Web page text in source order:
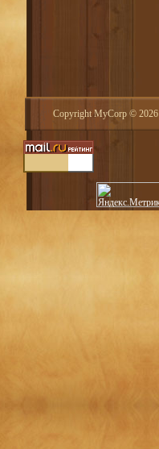
Copyright MyCorp © 2026